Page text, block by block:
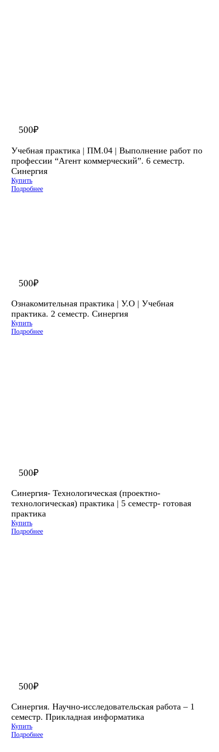
500₽
Учебная практика | ПМ.04 | Выполнение работ по
профессии “Агент коммерческий”. 6 семестр.
Синергия
Купить
Подробнее
500₽
Ознакомительная практика | У.О | Учебная
практика. 2 семестр. Синергия
Купить
Подробнее
500₽
Синергия- Технологическая (проектно-
технологическая) практика | 5 семестр- готовая
практика
Купить
Подробнее
500₽
Синергия. Научно-исследовательская работа – 1
семестр. Прикладная информатика
Купить
Подробнее